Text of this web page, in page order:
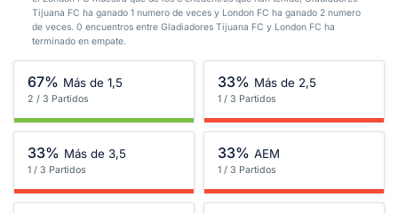
Tijuana FC ha ganado 1 numero de veces y London FC ha ganado 2 numero
de veces. 0 encuentros entre Gladiadores Tijuana FC y London FC ha
terminado en empate.
67% Más de 1,5
2 / 3 Partidos
33% Más de 2,5
1 / 3 Partidos
33% Más de 3,5
1 / 3 Partidos
33% AEM
1 / 3 Partidos